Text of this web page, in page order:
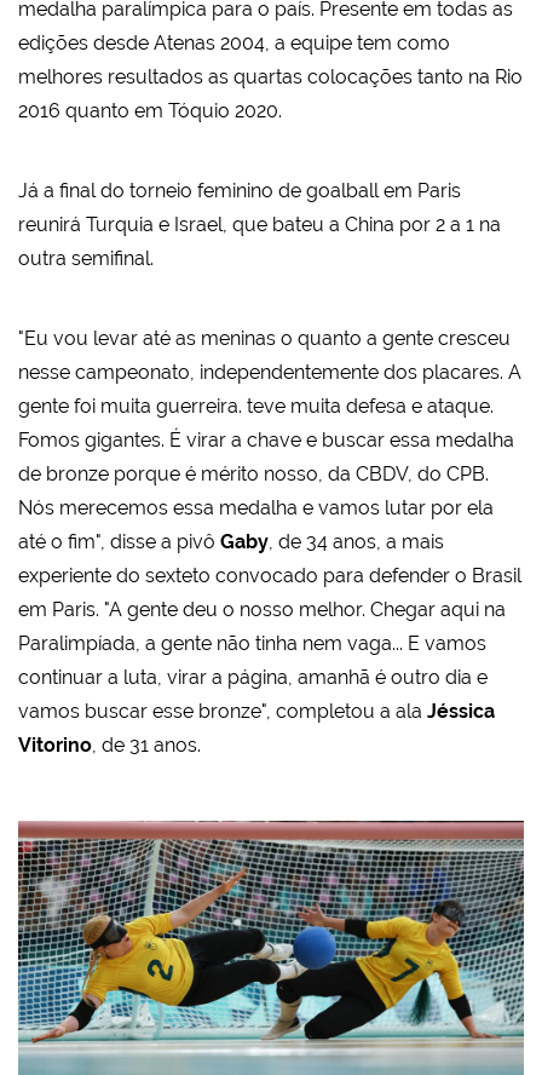
medalha paralímpica para o país. Presente em todas as
edições desde Atenas 2004, a equipe tem como
melhores resultados as quartas colocações tanto na Rio
2016 quanto em Tóquio 2020.
Já a final do torneio feminino de goalball em Paris
reunirá Turquia e Israel, que bateu a China por 2 a 1 na
outra semifinal.
"Eu vou levar até as meninas o quanto a gente cresceu
nesse campeonato, independentemente dos placares. A
gente foi muita guerreira. teve muita defesa e ataque.
Fomos gigantes. É virar a chave e buscar essa medalha
de bronze porque é mérito nosso, da CBDV, do CPB.
Nós merecemos essa medalha e vamos lutar por ela
até o fim", disse a pivô Gaby, de 34 anos, a mais
experiente do sexteto convocado para defender o Brasil
em Paris. "A gente deu o nosso melhor. Chegar aqui na
Paralimpíada, a gente não tinha nem vaga... E vamos
continuar a luta, virar a página, amanhã é outro dia e
vamos buscar esse bronze", completou a ala Jéssica
Vitorino, de 31 anos.